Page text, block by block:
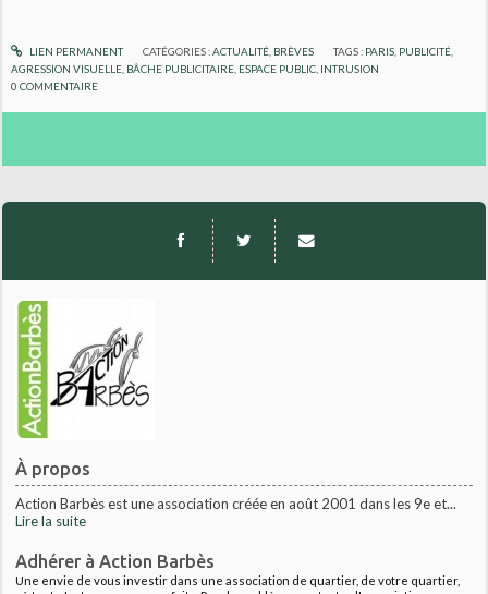
À propos
Action Barbès est une association créée en août 2001 dans les 9e et...
Lire la suite
Adhérer à Action Barbès
Une envie de vous investir dans une association de quartier, de votre quartier,
LIEN PERMANENT CATÉGORIES :ACTUALITÉ, BRÈVES TAGS : PARIS PUBLICITÉ
AGRESSION VISUELLE BÂCHE PUBLICITAIRE ESPACE PUBLIC INTRUSION
0 COMMENTAIRE